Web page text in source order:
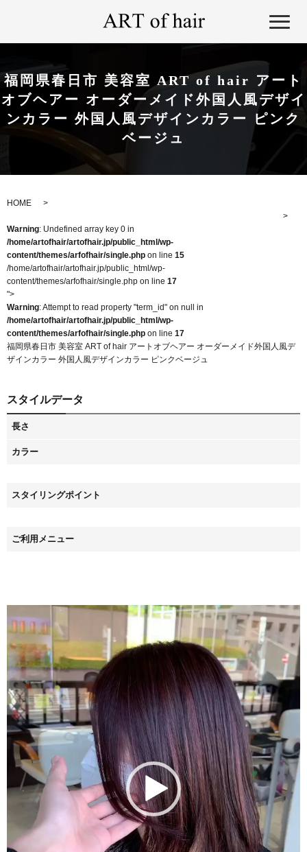
福岡県春日市 美容室 ART of hair アート
オブヘアー オーダーメイド外国人風デザイ
ンカラー 外国人風デザインカラー ピンク
ベージュ
HOME
Warning: Undefined array key 0 in
/home/artofhair/artofhair.jp/public_html/wp-
content/themes/arfofhair/single.php on line 15
/home/artofhair/artofhair.jp/public_html/wp-
content/themes/arfofhair/single.php on line 17
">
Warning: Attempt to read property "term_id" on null in
/home/artofhair/artofhair.jp/public_html/wp-
content/themes/arfofhair/single.php on line 17
福岡県春日市 美容室 ART of hair アートオブヘアー オーダーメイド外国人風デ
ザインカラー 外国人風デザインカラー ピンクベージュ
スタイルデータ
長さ
カラー
スタイリングポイント
ご利用メニュー
画
プ
レ
ー
ヤ
ー